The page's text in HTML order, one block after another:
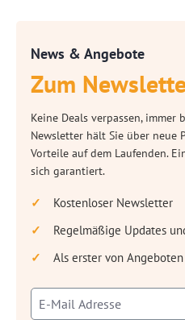
News & Angebote
Zum
Keine Deals verpassen,
Newsletter hält Sie über neue
Vorteile auf dem Laufenden.
sich garantiert.
Kostenloser Newsletter
Regelmäßige Updates
Als erster von